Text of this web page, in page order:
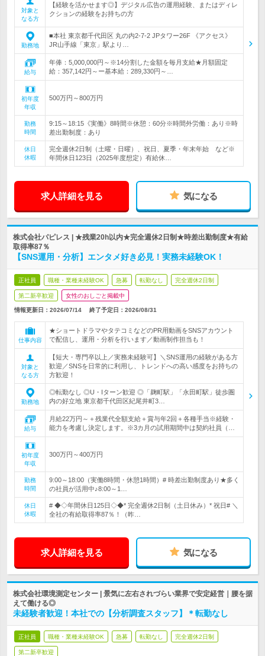
対象と
なる方
【経験を活かせます◎】デジタル広告の運用経験、またはディレ
クションの経験をお持ちの方
勤務地
■本社 東京都千代田区 丸の内2-7-2 JPタワー26F 《アクセス》
JR山手線「東京」駅より…
給与
年俸：5,000,000円～※14分割した金額を毎月支給★月額固定
給：357,142円～ー基本給：289,330円～…
初年度
年収
500万円～800万円
勤務
時間
9:15～18:15《実働》8時間※休憩：60分※時間外労働：あり※時
差出勤制度：あり
休日
休暇
完全週休2日制（土曜・日曜）、祝日、夏季・年末年始 など※
年間休日123日（2025年度想定）有給休…
求人詳細を見る 気になる
株式会社パピレス | ★残業20h以内★完全週休2日制★時差出勤制度★有給
取得率87％
【SNS運用・分析】エンタメ好き必見！実務未経験OK！
正社員 職種・業種未経験OK 急募 転勤なし 完全週休2日制
第二新卒歓迎 女性のおしごと掲載中
情報更新日：2026/07/14 終了予定日： 2026/08/31
仕事内容
★ショートドラマやタテコミなどのPR用動画をSNSアカウント
で配信し、運用・分析を行います／動画制作担当も！
対象と
なる方
【短大・専門卒以上／実務未経験可】＼SNS運用の経験がある方
歓迎／SNSを日常的に利用し、トレンドへの高い感度をお持ちの
方歓迎！
勤務地
◎転勤なし ◎U・Iターン歓迎 ◎「麹町駅」「永田町駅」徒歩圏
内の好立地 東京都千代田区紀尾井町3…
給与
月給22万円～＋残業代全額支給＋賞与年2回＋各種手当※経験・
能力を考慮し決定します。※3カ月の試用期間中は契約社員（…
初年度
年収
300万円～400万円
勤務
時間
9:00～18:00（実働8時間・休憩1時間）# 時差出勤制度あり★多く
の社員が活用中♪8:00～1…
休日
休暇
# ◆◇年間休日125日◇◆* 完全週休2日制（土日休み）* 祝日# ＼
全社の有給取得率87％！（昨…
求人詳細を見る 気になる
株式会社環境測定センター | 景気に左右されづらい業界で安定経営｜腰を据
えて働ける◎
未経験者歓迎！本社での【分析調査スタッフ】＊転勤なし
正社員 職種・業種未経験OK 急募 転勤なし 完全週休2日制
第二新卒歓迎